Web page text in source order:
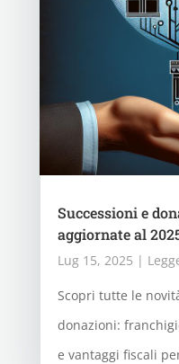
Successioni e
aggiornate al
Lug 15, 2025 |
Scopri tutte le
donazioni:
e vantaggi fiscali